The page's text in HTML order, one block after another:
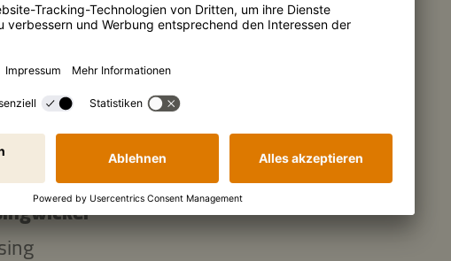
dunkel
natürlich gebraute Sojasauce